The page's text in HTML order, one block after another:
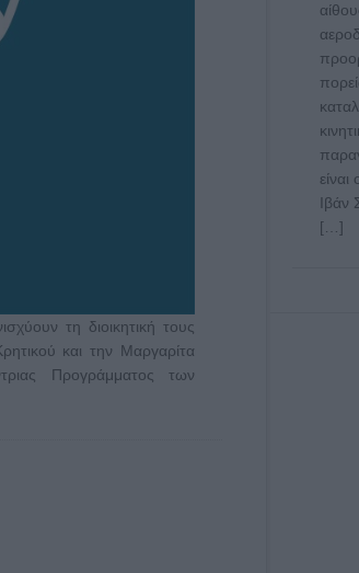
τη διοικητική τους
και την Μαργαρίτα
Προγράμματος των
Ιβάν
[…]